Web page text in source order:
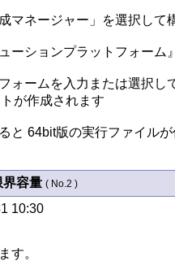
ージャー」を選択して構
ョンプラットフォーム』
ムを入力または選択して
作成されます
64bit版の実行ファイルが
界容量 ( No.2 )
10:30
す。